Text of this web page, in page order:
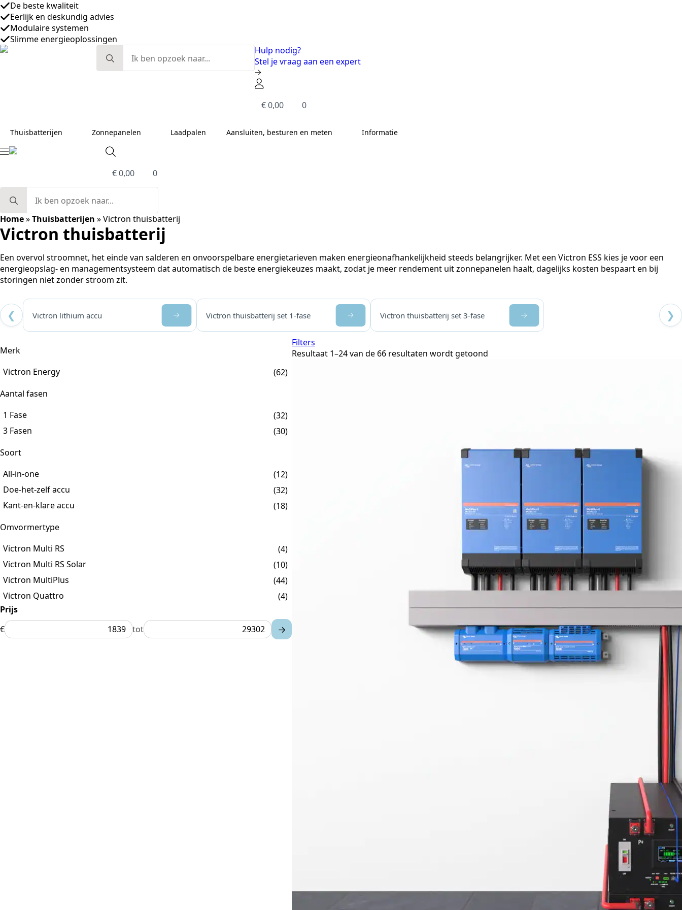
De beste kwaliteit
Eerlijk en deskundig advies
Modulaire systemen
Slimme energieoplossingen
for:
Hulp nodig?
Stel je vraag aan een expert
€0,00 0
Thuisbatterijen Zonnepanelen Laadpalen Aansluiten, besturen en meten Informatie
€0,00
0
for:
Home»Thuisbatterijen »Victron thuisbatterij
Victron thuisbatterij
Een overvol stroomnet, het einde van salderen en onvoorspelbare energietarieven maken energieonafhankelijkheid steeds belangrijker. Met een Victron ESS kies je voor een
energieopslag- en managementsysteem dat automatisch de beste energiekeuzes maakt, zodat je meer rendement uit zonnepanelen haalt, dagelijks kosten bespaart en bij
storingen niet zonder stroom zit.
❮ Victron lithium accu Victron thuisbatterij set 1-fase Victron thuisbatterij set 3-fase ❯
Merk
Victron Energy
(62)
Aantal fasen
1 Fase
(32)
3 Fasen
(30)
Soort
All-in-one
(12)
Doe-het-zelf accu
(32)
Kant-en-klare accu
(18)
Omvormertype
Victron Multi RS
(4)
Victron Multi RS Solar
(10)
Victron MultiPlus
(44)
Victron Quattro
(4)
Prijs
€
tot →
Filters
Resultaat 1–24 van de 66 resultaten wordt getoond